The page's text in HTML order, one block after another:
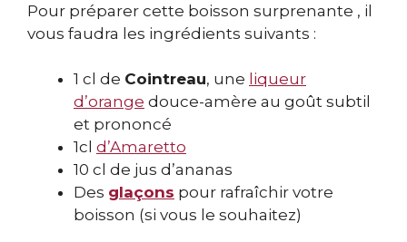
Pour préparer cette boisson surprenante , il
vous faudra les ingrédients suivants :
1 cl de Cointreau, une liqueur
d’orange douce-amère au goût subtil
et prononcé
1cl d’Amaretto
10 cl de jus d’ananas
Des glaçons pour rafraîchir votre
boisson (si vous le souhaitez)